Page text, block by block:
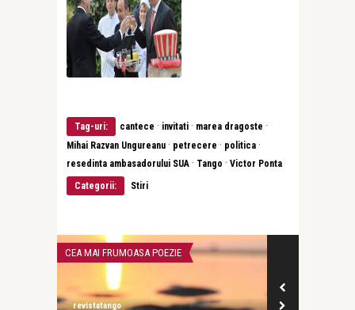
Tag-uri: cantece · invitati · marea dragoste ·
Mihai Razvan Ungureanu · petrecere · politica ·
resedinta ambasadorului SUA · Tango · Victor Ponta
Categorii:
Stiri
CEA MAI FRUMOASA POEZIE
revistatango